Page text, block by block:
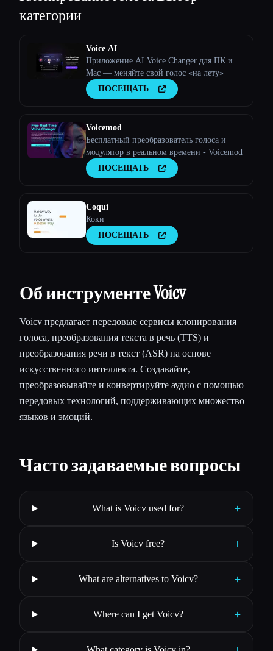
категории
Voice AI
Приложение AI Voice Changer для ПК и
Mac — меняйте свой голос «на лету»
ПОСЕЩАТЬ
Voicemod
Бесплатный преобразователь голоса и
модулятор в реальном времени - Voicemod
ПОСЕЩАТЬ
Coqui
Коки
ПОСЕЩАТЬ
Об инструменте Voicv
Voicv предлагает передовые сервисы клонирования
голоса, преобразования текста в речь (TTS) и
преобразования речи в текст (ASR) на основе
искусственного интеллекта. Создавайте,
преобразовывайте и конвертируйте аудио с помощью
передовых технологий, поддерживающих множество
языков и эмоций.
Часто задаваемые вопросы
What is Voicv used for? +
Is Voicv free? +
What are alternatives to Voicv? +
Where can I get Voicv? +